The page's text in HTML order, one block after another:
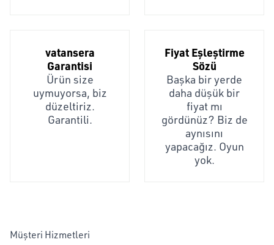
vatansera
Garantisi
Ürün size
uymuyorsa, biz
düzeltiriz.
Garantili.
Fiyat Eşleştirme
Sözü
Başka bir yerde
daha düşük bir
fiyat mı
gördünüz? Biz de
aynısını
yapacağız. Oyun
yok.
Müşteri Hizmetleri